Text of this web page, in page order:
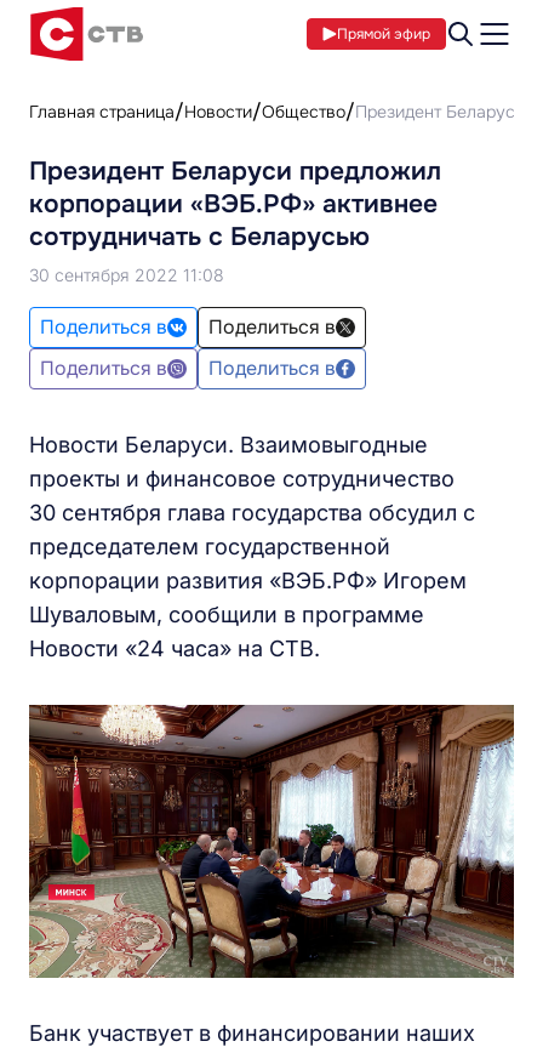
Прямой эфир
Главная страница Новости Общество ​Президент Беларуси
​Президент Беларуси предложил
корпорации «ВЭБ.РФ» активнее
сотрудничать с Беларусью
30 сентября 2022 11:08
Поделиться в
Поделиться в
Поделиться в
Поделиться в
Новости Беларуси. Взаимовыгодные
проекты и финансовое сотрудничество
30 сентября глава государства обсудил с
председателем государственной
корпорации развития «ВЭБ.РФ» Игорем
Шуваловым, сообщили в программе
Новости «24 часа» на СТВ.
Банк участвует в финансировании наших